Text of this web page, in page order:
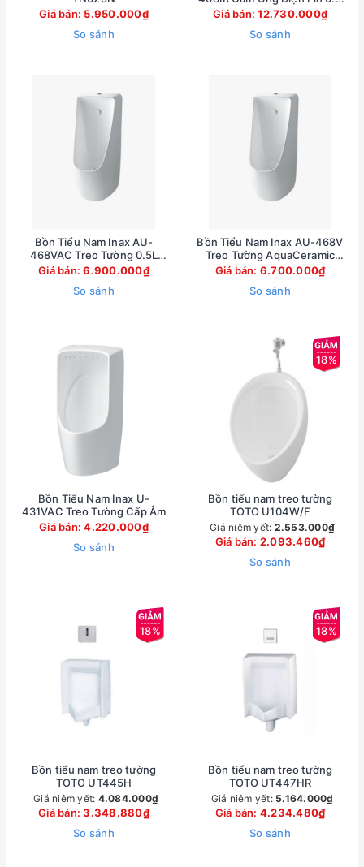
Giá bán: 5.950.000₫
So sánh
Lít Tiết Kiệm Nước
Giá bán:12.730.000₫
So sánh
Bồn Tiểu Nam Inax AU-
468VAC Treo Tường 0.5L
Cấp Âm
Giá bán:6.900.000₫
So sánh
Bồn Tiểu Nam Inax AU-468V
Treo Tường AquaCeramic
0.5L
Giá bán: 6.700.000₫
So sánh
Bồn Tiểu Nam Inax U-
431VAC Treo Tường Cấp Âm
Giá bán:4.220.000₫
So sánh
18%
Bồn tiểu nam treo tường
TOTO U104W/F
Giá niêm yết: 2.553.000₫
Giá bán: 2.093.460₫
So sánh
18%
Bồn tiểu nam treo tường
TOTO UT445H
Giá niêm yết: 4.084.000₫
Giá bán:3.348.880₫
So sánh
18%
Bồn tiểu nam treo tường
TOTO UT447HR
Giá niêm yết: 5.164.000₫
Giá bán: 4.234.480₫
So sánh